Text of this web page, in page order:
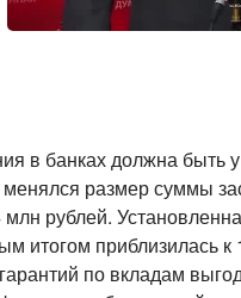
в банках должна быть
размер суммы
рублей.
итогом приблизилась к
по вкладам